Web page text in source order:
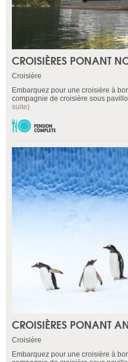
CROISIÈRES PONANT
Croisière
Embarquez pour une croisière à
compagnie de croisière sous
suite)
CROISIÈRES PONANT
Croisière
Embarquez pour une croisière à